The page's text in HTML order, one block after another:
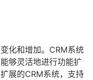
化和增加。CRM系统
够灵活地进行功能扩
展的CRM系统，支持